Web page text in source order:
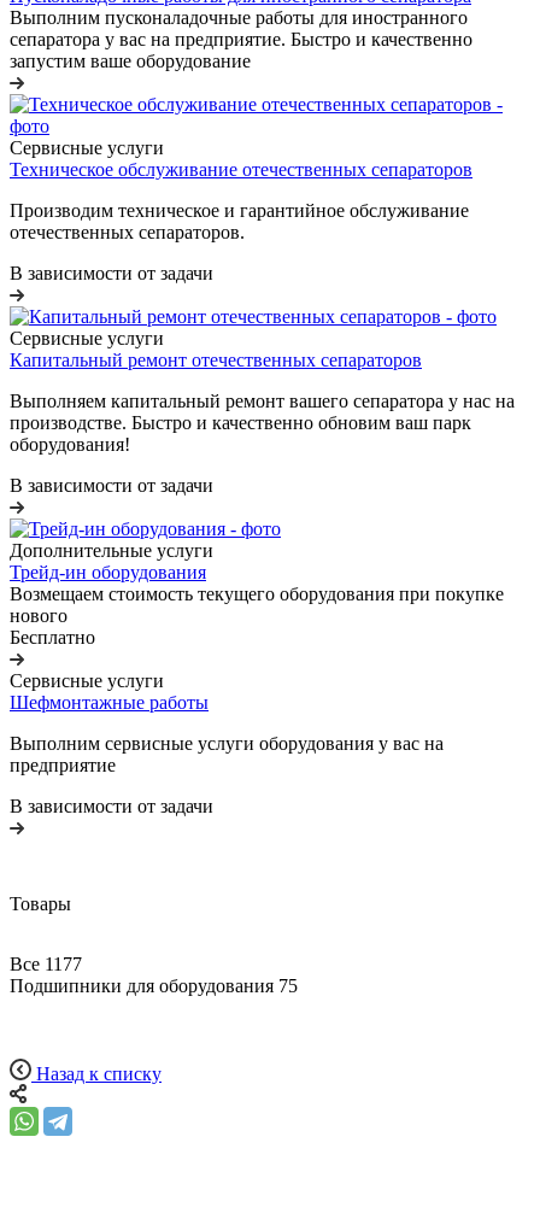
Выполним пусконаладочные работы для иностранного
сепаратора у вас на предприятие. Быстро и качественно
запустим ваше оборудование
Сервисные услуги
Техническое обслуживание отечественных сепараторов
Производим техническое и гарантийное обслуживание
отечественных сепараторов.
В зависимости от задачи
Сервисные услуги
Капитальный ремонт отечественных сепараторов
Выполняем капитальный ремонт вашего сепаратора у нас на
производстве. Быстро и качественно обновим ваш парк
оборудования!
В зависимости от задачи
Дополнительные услуги
Трейд-ин оборудования
Возмещаем стоимость текущего оборудования при покупке
нового
Бесплатно
Сервисные услуги
Шефмонтажные работы
Выполним сервисные услуги оборудования у вас на
предприятие
В зависимости от задачи
Товары
Все 1177
Подшипники для оборудования 75
Назад к списку